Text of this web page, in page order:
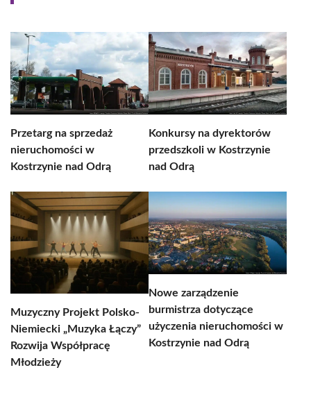
Przetarg na sprzedaż
nieruchomości w
Kostrzynie nad Odrą
Konkursy na dyrektorów
przedszkoli w Kostrzynie
nad Odrą
Muzyczny Projekt Polsko-
Niemiecki „Muzyka Łączy”
Rozwija Współpracę
Młodzieży
Nowe zarządzenie
burmistrza dotyczące
użyczenia nieruchomości w
Kostrzynie nad Odrą